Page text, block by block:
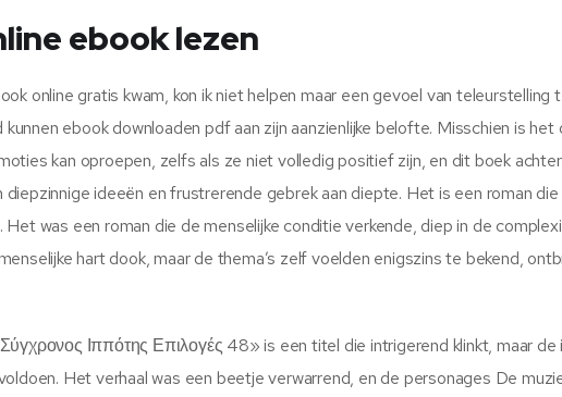
ebook lezen
online gratis kwam, kon ik niet helpen maar een gevoel van
ebook downloaden pdf aan zijn aanzienlijke belofte. Misschien is het
kan oproepen, zelfs als ze niet volledig positief zijn, en dit boek
ideeën en frustrerende gebrek aan diepte. Het is een roman
Het was een roman die de menselijke conditie verkende, diep in de
hart dook, maar de thema’s zelf voelden enigszins te bekend,
Ιππότης Επιλογές 48» is een titel die intrigerend klinkt, maar de
Het verhaal was een beetje verwarrend, en de personages De